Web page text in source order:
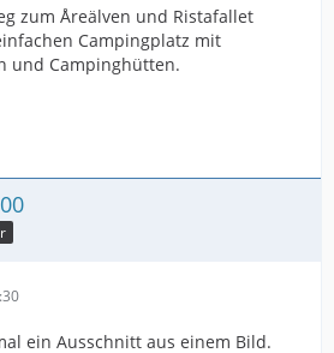
zum Åreälven und Ristafallet
Campingplatz mit
und Campinghütten.
ein Ausschnitt aus einem Bild.